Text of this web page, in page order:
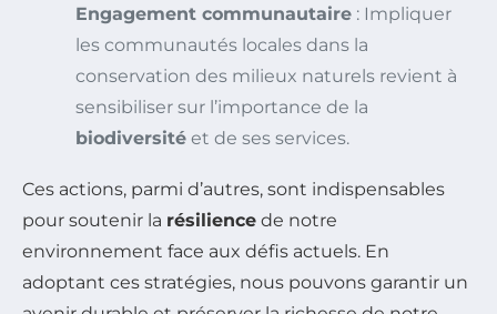
Engagement communautaire : Impliquer
les communautés locales dans la
conservation des milieux naturels revient à
sensibiliser sur l’importance de la
biodiversité et de ses services.
Ces actions, parmi d’autres, sont indispensables
pour soutenir la résilience de notre
environnement face aux défis actuels. En
adoptant ces stratégies, nous pouvons garantir un